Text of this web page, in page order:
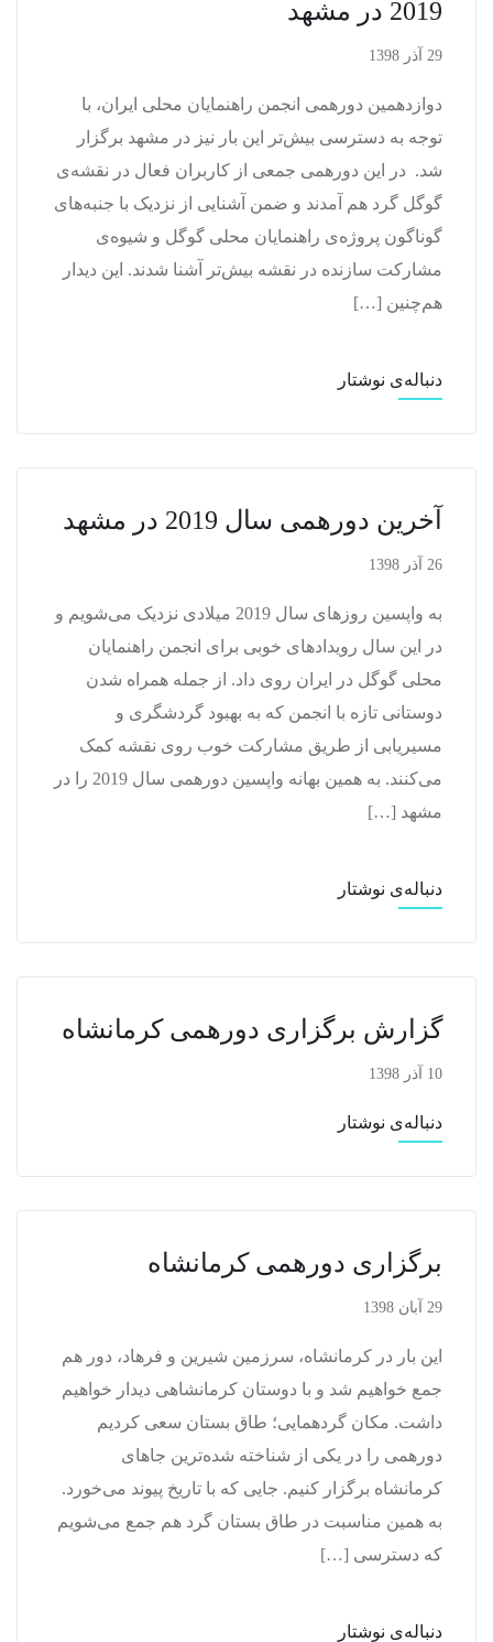
2019 در مشهد
29 آذر 1398
دوازدهمین دورهمی انجمن راهنمایان محلی ایران، با
توجه به دسترسی بیش‌تر این بار نیز در مشهد برگزار
شد. در این دورهمی جمعی از کاربران فعال در نقشه‌ی
گوگل گرد هم آمدند و ضمن آشنایی از نزدیک با جنبه‌های
گوناگون پروژه‌ی راهنمایان محلی گوگل و شیوه‌ی
مشارکت سازنده در نقشه بیش‌تر آشنا شدند. این دیدار
هم‌چنین […]
دنباله‌ی نوشتار
آخرین دورهمی سال 2019 در مشهد
26 آذر 1398
به واپسین روزهای سال 2019 میلادی نزدیک می‌شویم و
در این سال رویدادهای خوبی برای انجمن راهنمایان
محلی گوگل در ایران روی داد. از جمله همراه شدن
دوستانی تازه با انجمن که به بهبود گردشگری و
مسیریابی از طریق مشارکت خوب روی نقشه کمک
می‌کنند. به همین بهانه واپسین دورهمی سال 2019 را در
مشهد […]
دنباله‌ی نوشتار
گزارش برگزاری دورهمی کرمانشاه
10 آذر 1398
دنباله‌ی نوشتار
برگزاری دورهمی کرمانشاه
29 آبان 1398
این بار در کرمانشاه، سرزمین شیرین و فرهاد، دور هم
جمع خواهیم شد و با دوستان کرمانشاهی دیدار خواهیم
داشت. مکان گردهمایی؛ طاق بستان سعی کردیم
دورهمی را در یکی از شناخته شده‌ترین جاهای
کرمانشاه برگزار کنیم. جایی که با تاریخ پیوند می‌خورد.
به همین مناسبت در طاق بستان گرد هم جمع می‌شویم
که دسترسی […]
دنباله‌ی نوشتار